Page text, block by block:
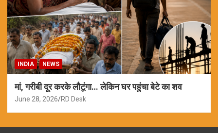
INDIA NEWS
मां, गरीबी दूर करके लौटूंगा… लेकिन घर पहुंचा बेटे का शव
June 28, 2026 RD Desk